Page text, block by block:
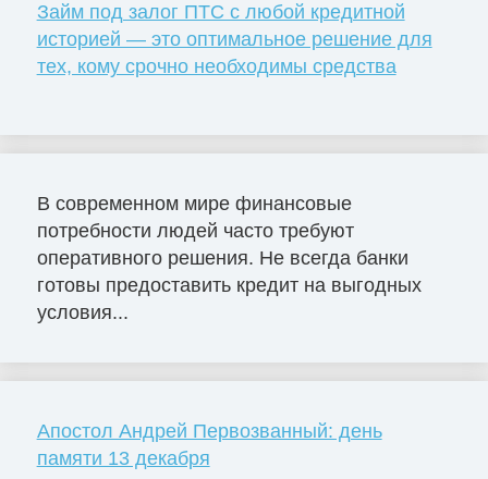
Займ под залог ПТС с любой кредитной
историей — это оптимальное решение для
тех, кому срочно необходимы средства
В современном мире финансовые
потребности людей часто требуют
оперативного решения. Не всегда банки
готовы предоставить кредит на выгодных
условия...
Апостол Андрей Первозванный: день
памяти 13 декабря